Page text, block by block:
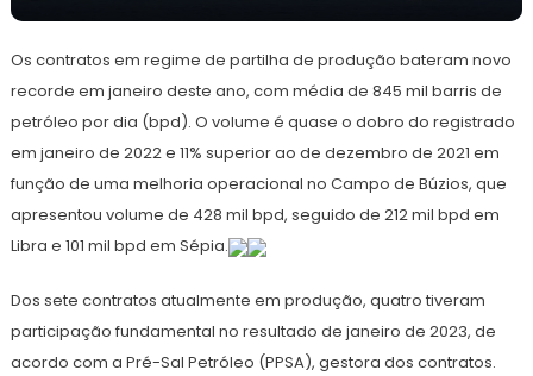
março
de
2023
Os contratos em regime de partilha de produção bateram novo
recorde em janeiro deste ano, com média de 845 mil barris de
petróleo por dia (bpd). O volume é quase o dobro do registrado
em janeiro de 2022 e 11% superior ao de dezembro de 2021 em
função de uma melhoria operacional no Campo de Búzios, que
apresentou volume de 428 mil bpd, seguido de 212 mil bpd em
Libra e 101 mil bpd em Sépia.
Dos sete contratos atualmente em produção, quatro tiveram
participação fundamental no resultado de janeiro de 2023, de
acordo com a Pré-Sal Petróleo (PPSA), gestora dos contratos.